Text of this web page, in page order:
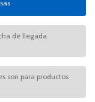
de llegada
son para productos